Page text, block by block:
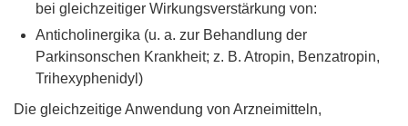
bei gleichzeitiger Wirkungsverstärkung von:
Anticholinergika (u. a. zur Behandlung der
Parkinsonschen Krankheit; z. B. Atropin, Benzatropin,
Trihexyphenidyl)
Die gleichzeitige Anwendung von Arzneimitteln,